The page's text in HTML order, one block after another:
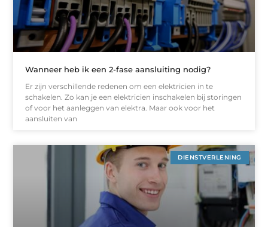
Wanneer heb ik een 2-fase aansluiting nodig?
Er zijn verschillende redenen om een elektricien in te
schakelen. Zo kan je een elektricien inschakelen bij storingen
of voor het aanleggen van elektra. Maar ook voor het
aansluiten van
DIENSTVERLENING